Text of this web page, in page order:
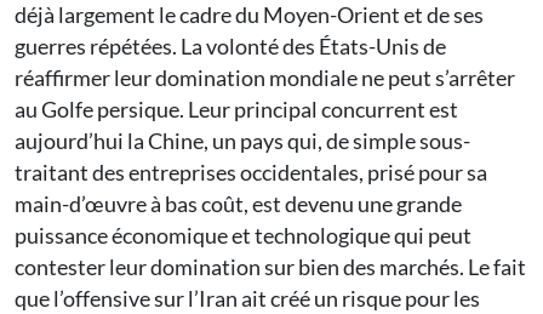
déjà largement le cadre du Moyen-Orient et de ses
guerres répétées. La volonté des États-Unis de
réaffirmer leur domination mondiale ne peut s’arrêter
au Golfe persique. Leur principal concurrent est
aujourd’hui la Chine, un pays qui, de simple sous-
traitant des entreprises occidentales, prisé pour sa
main-d’œuvre à bas coût, est devenu une grande
puissance économique et technologique qui peut
contester leur domination sur bien des marchés. Le fait
que l’offensive sur l’Iran ait créé un risque pour les